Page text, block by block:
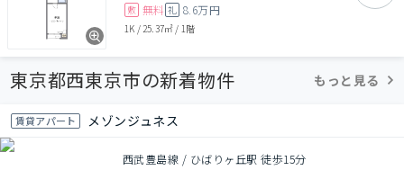
敷 無料 礼 8.6万円
1K / 25.37㎡ / 1階
東京都西東京市の新着物件 もっと見る
賃貸アパート メゾンジュネス
西武豊島線 / ひばりヶ丘駅 徒歩15分